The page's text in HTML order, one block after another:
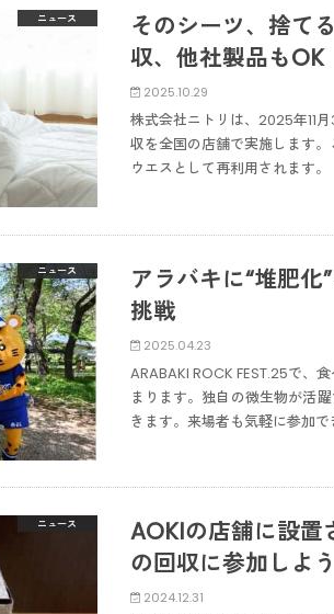
ニュース
そのシーツ、捨て
収、他社製品もOK
2025.10.29
株式会社ニトリは、2025年11
収を全国の店舗で実施します
ウエスとして再利用されます。
ニュース
アラバキに“堆肥
挑戦
2025.04.23
ARABAKI ROCK FEST.25で、
まります。独自の微生物が活
きます。来場者も気軽に参加
ニュース
AOKIの店舗に設置
の回収に参加しよう
2024.12.31